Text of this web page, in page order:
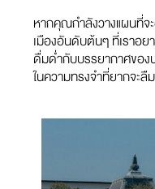
หากคุณกำลังวางแผนที่จ
เมืองอันดับต้นๆ ที่เราอย
ดื่มด่ำกับบรรยากาศของ
ในความทรงจำที่ยากจะลื